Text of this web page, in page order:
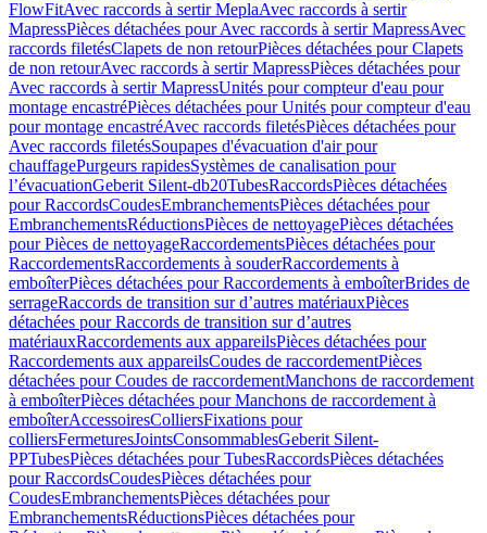
FlowFitAvec raccords à sertir MeplaAvec raccords à sertir
MapressPièces détachées pour Avec raccords à sertir MapressAvec
raccords filetésClapets de non retourPièces détachées pour Clapets
de non retourAvec raccords à sertir MapressPièces détachées pour
Avec raccords à sertir MapressUnités pour compteur d'eau pour
montage encastréPièces détachées pour Unités pour compteur d'eau
pour montage encastréAvec raccords filetésPièces détachées pour
Avec raccords filetésSoupapes d'évacuation d'air pour
chauffagePurgeurs rapidesSystèmes de canalisation pour
l’évacuationGeberit Silent-db20TubesRaccordsPièces détachées
pour RaccordsCoudesEmbranchementsPièces détachées pour
EmbranchementsRéductionsPièces de nettoyagePièces détachées
pour Pièces de nettoyageRaccordementsPièces détachées pour
RaccordementsRaccordements à souderRaccordements à
emboîterPièces détachées pour Raccordements à emboîterBrides de
serrageRaccords de transition sur d’autres matériauxPièces
détachées pour Raccords de transition sur d’autres
matériauxRaccordements aux appareilsPièces détachées pour
Raccordements aux appareilsCoudes de raccordementPièces
détachées pour Coudes de raccordementManchons de raccordement
à emboîterPièces détachées pour Manchons de raccordement à
emboîterAccessoiresColliersFixations pour
colliersFermeturesJointsConsommablesGeberit Silent-
PPTubesPièces détachées pour TubesRaccordsPièces détachées
pour RaccordsCoudesPièces détachées pour
CoudesEmbranchementsPièces détachées pour
EmbranchementsRéductionsPièces détachées pour